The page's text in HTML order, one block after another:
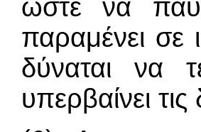
ώστε να
παραμένει σε
δύναται να
υπερβαίνει